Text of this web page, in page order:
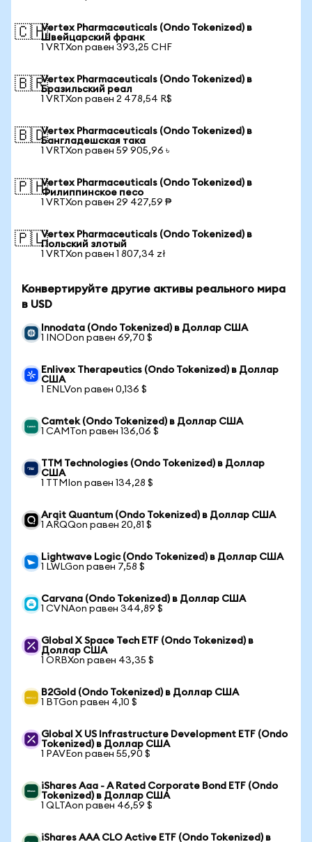
🇨🇭Vertex Pharmaceuticals (Ondo Tokenized) в
Швейцарский франк
1 VRTXon равен 393,25 CHF
🇧🇷Vertex Pharmaceuticals (Ondo Tokenized) в
Бразильский реал
1 VRTXon равен 2 478,54 R$
🇧🇩Vertex Pharmaceuticals (Ondo Tokenized) в
Бангладешская така
1 VRTXon равен 59 905,96 ৳
🇵🇭Vertex Pharmaceuticals (Ondo Tokenized) в
Филиппинское песо
1 VRTXon равен 29 427,59 ₱
🇵🇱Vertex Pharmaceuticals (Ondo Tokenized) в
Польский злотый
1 VRTXon равен 1 807,34 zł
Конвертируйте другие активы реального мира
в USD
Innodata (Ondo Tokenized) в Доллар США
1 INODon равен 69,70 $
Enlivex Therapeutics (Ondo Tokenized) в Доллар
США
1 ENLVon равен 0,136 $
Camtek (Ondo Tokenized) в Доллар США
1 CAMTon равен 136,06 $
TTM Technologies (Ondo Tokenized) в Доллар
США
1 TTMIon равен 134,28 $
Arqit Quantum (Ondo Tokenized) в Доллар США
1 ARQQon равен 20,81 $
Lightwave Logic (Ondo Tokenized) в Доллар США
1 LWLGon равен 7,58 $
Carvana (Ondo Tokenized) в Доллар США
1 CVNAon равен 344,89 $
Global X Space Tech ETF (Ondo Tokenized) в
Доллар США
1 ORBXon равен 43,35 $
B2Gold (Ondo Tokenized) в Доллар США
1 BTGon равен 4,10 $
Global X US Infrastructure Development ETF (Ondo
Tokenized) в Доллар США
1 PAVEon равен 55,90 $
iShares Aaa - A Rated Corporate Bond ETF (Ondo
Tokenized) в Доллар США
1 QLTAon равен 46,59 $
iShares AAA CLO Active ETF (Ondo Tokenized) в